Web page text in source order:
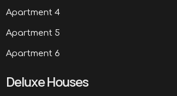
Apartment 4
Apartment 5
Apartment 6
Deluxe Houses